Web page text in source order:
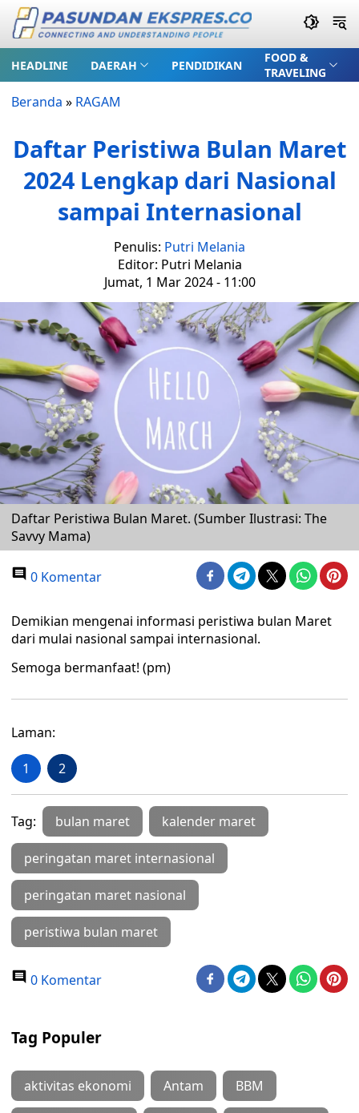
HEADLINE DAERAH PENDIDIKAN
FOOD &
TRAVELING
Beranda » RAGAM
Daftar Peristiwa Bulan Maret
2024 Lengkap dari Nasional
sampai Internasional
Penulis: Putri Melania
Editor: Putri Melania
Jumat, 1 Mar 2024 - 11:00
Daftar Peristiwa Bulan Maret. (Sumber Ilustrasi: The
Savvy Mama)
0 Komentar
Demikian mengenai informasi peristiwa bulan Maret
dari mulai nasional sampai internasional.
Semoga bermanfaat! (pm)
Laman:
1 2
Tag: bulan maret kalender maret
peringatan maret internasional
peringatan maret nasional
peristiwa bulan maret
0 Komentar
Tag Populer
aktivitas ekonomi Antam BBM